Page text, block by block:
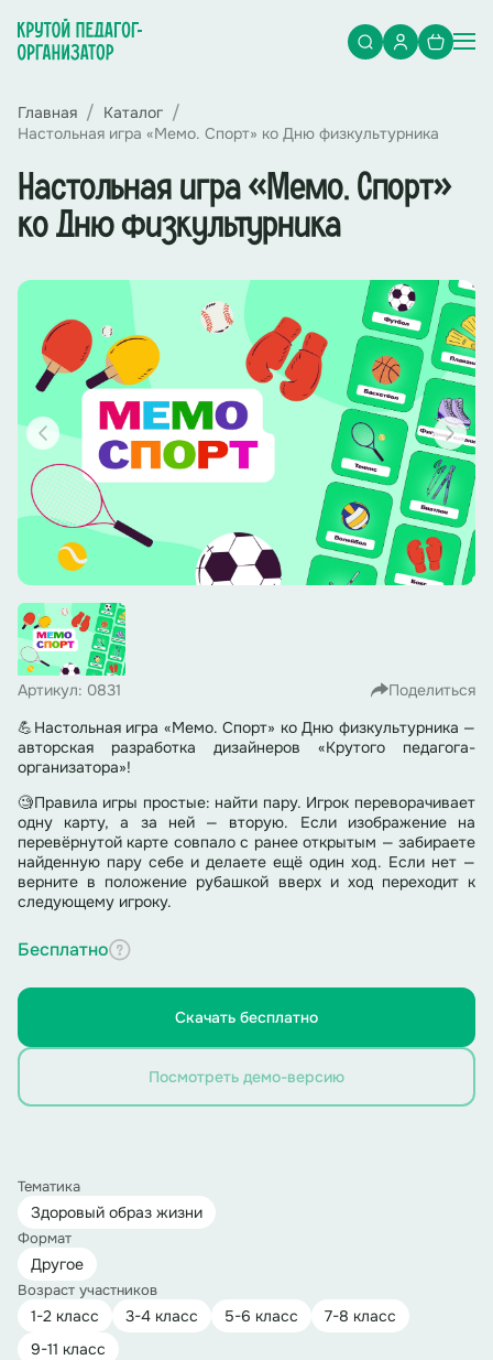
Главная
Каталог
Настольная игра «Мемо. Спорт» ко Дню физкультурника
Настольная игра «Мемо. Спорт»
ко Дню физкультурника
Артикул: 0831
Поделиться
💪Настольная игра «Мемо. Спорт» ко Дню физкультурника —
авторская разработка дизайнеров «Крутого педагога-
организатора»!
🧐Правила игры простые: найти пару. Игрок переворачивает
одну карту, а за ней — вторую. Если изображение на
перевёрнутой карте совпало с ранее открытым — забираете
найденную пару себе и делаете ещё один ход. Если нет —
верните в положение рубашкой вверх и ход переходит к
следующему игроку.
Бесплатно
Скачать бесплатно
Посмотреть демо-версию
Тематика
Здоровый образ жизни
Формат
Другое
Возраст участников
1-2 класс 3-4 класс 5-6 класс
7-8 класс
9-11 класс